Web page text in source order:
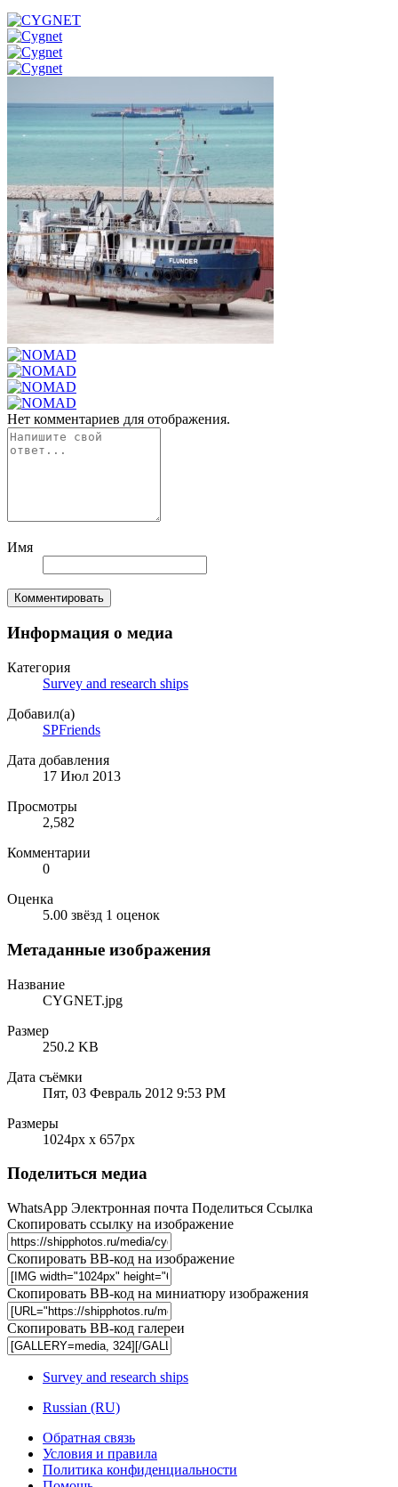
Нет комментариев для отображения.
Имя
Комментировать
Информация о медиа
Категория
Survey and research ships
Добавил(а)
SPFriends
Дата добавления
17 Июл 2013
Просмотры
2,582
Комментарии
0
Оценка
5.00 звёзд 1 оценок
Метаданные изображения
Название
CYGNET.jpg
Размер
250.2 KB
Дата съёмки
Пят, 03 Февраль 2012 9:53 PM
Размеры
1024px x 657px
Поделиться медиа
WhatsApp Электронная почта Поделиться Ссылка
Скопировать ссылку на изображение
Скопировать BB-код на изображение
Скопировать BB-код на миниатюру изображения
Скопировать BB-код галереи
Survey and research ships
Russian (RU)
Обратная связь
Условия и правила
Политика конфиденциальности